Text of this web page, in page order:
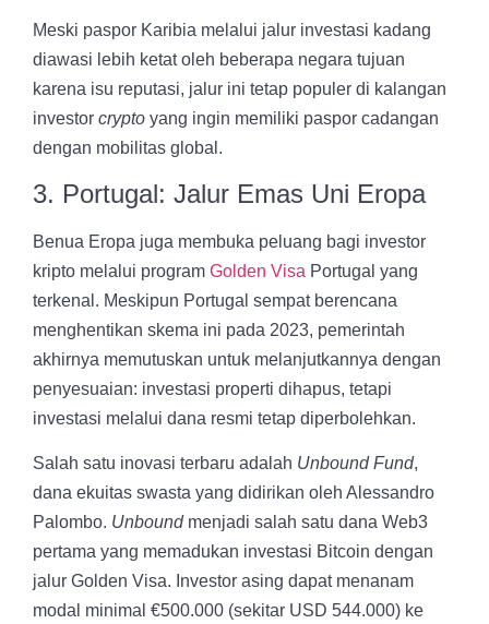
Meski paspor Karibia melalui jalur investasi kadang
diawasi lebih ketat oleh beberapa negara tujuan
karena isu reputasi, jalur ini tetap populer di kalangan
investor crypto yang ingin memiliki paspor cadangan
dengan mobilitas global.
3. Portugal: Jalur Emas Uni Eropa
Benua Eropa juga membuka peluang bagi investor
kripto melalui program Golden Visa Portugal yang
terkenal. Meskipun Portugal sempat berencana
menghentikan skema ini pada 2023, pemerintah
akhirnya memutuskan untuk melanjutkannya dengan
penyesuaian: investasi properti dihapus, tetapi
investasi melalui dana resmi tetap diperbolehkan.
Salah satu inovasi terbaru adalah Unbound Fund,
dana ekuitas swasta yang didirikan oleh Alessandro
Palombo. Unboundmenjadi salah satu dana Web3
pertama yang memadukan investasi Bitcoin dengan
jalur Golden Visa. Investor asing dapat menanam
modal minimal €500.000 (sekitar USD 544.000) ke